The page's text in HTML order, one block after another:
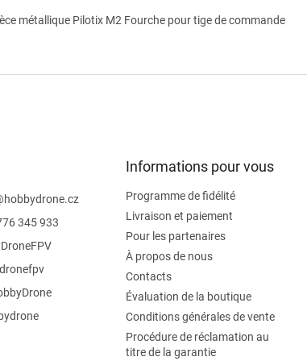
métallique Pilotix M2 Fourche pour tige de commande
hobbydrone.cz
345 933
Informations pour vous
Programme de fidélité
Livraison et paiement
Pour les partenaires
À propos de nous
Contacts
Évaluation de la boutique
Conditions générales de vente
Procédure de réclamation au
titre de la garantie